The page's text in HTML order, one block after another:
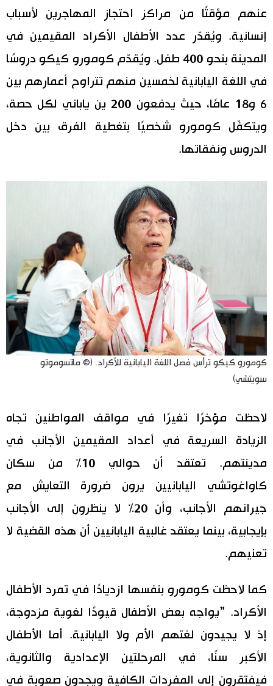
عنهم مؤقتًا من مراكز احتجاز المهاجرين لأسباب
إنسانية. ويُقدّر عدد الأطفال الأكراد المقيمين في
المدينة بنحو 400 طفل. ويُقدّم كومورو كيكو دروسًا
في اللغة اليابانية لخمسين منهم تتراوح أعمارهم بين
6 و18 عامًا، حيث يدفعون 200 ين ياباني لكل حصة،
ويتكفّل كومورو شخصيًا بتغطية الفرق بين دخل
الدروس ونفقاتها.
كومورو كيكو ترأس فصل اللغة اليابانية للأكراد. (© ماتسوموتو
سويتشي)
لاحظت مؤخرًا تغيرًا في مواقف المواطنين تجاه
الزيادة السريعة في أعداد المقيمين الأجانب في
مدينتهم. تعتقد أن حوالي 10% من سكان
كاواغوتشي اليابانيين يرون ضرورة التعايش مع
جيرانهم الأجانب، وأن 20% لا ينظرون إلى الأجانب
بإيجابية، بينما يعتقد غالبية اليابانيين أن هذه القضية لا
تعنيهم.
كما لاحظت كومورو بنفسها ازديادًا في تمرد الأطفال
الأكراد. ”يواجه بعض الأطفال قيودًا لغوية مزدوجة،
إذ لا يجيدون لغتهم الأم ولا اليابانية. أما الأطفال
الأكبر سنًا، في المرحلتين الإعدادية والثانوية،
فيفتقرون إلى المفردات الكافية ويجدون صعوبة في